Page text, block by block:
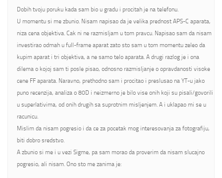
Dobih tvoju poruku kada sam bio u gradu i procitah je na telefonu.
U momentu si me zbunio. Nisam napisao da je velika prednost APS-C aparata,
niza cena objektiva. Cak ni ne razmisljam u tom pravcu. Napisao sam da nisam
investirao odmah u full-frame aparat zato sto sam u tom momentu zeleo da
kupim aparat i tri objektiva, a ne samo telo aparata. A drugi razlog je i ona
dilema o kojoj sam ti posle pisao, odnosno razmisljanje o opravdanosti visoke
cene FF aparata. Naravno, prethodno sam i procitao i preslusao na YT-u jako
puno recenzija, analiza o 80D i neizmerno je bilo vise onih koji su pisali/govorili
u superlativima, od onih drugih sa suprotnim misljenjem. A i uklapao mi se u
racunicu.
Mislim da nisam pogresio i da ce za pocetak mog interesovanja za fotografiju,
biti dobro sredstvo.
A zbunio si me i u vezi Sigme, pa sam morao da proverim da nisam slucajno
pogresio, ali nisam. Ono sto me zanima je: